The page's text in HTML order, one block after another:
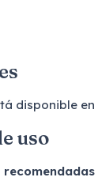
disponible en
uso